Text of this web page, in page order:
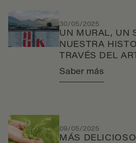
30/05/2025
UN MURAL, UN
NUESTRA
TRAVÉS DEL
Saber más
09/05/2025
MÁS